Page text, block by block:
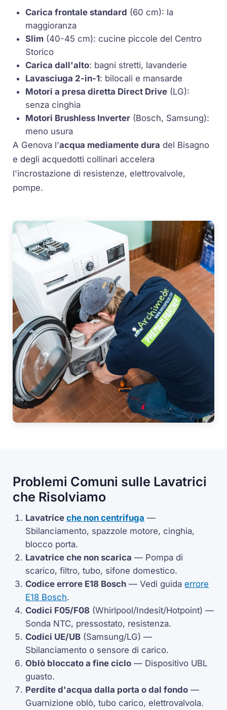
Carica frontale standard (60 cm): la
maggioranza
Slim (40-45 cm): cucine piccole del Centro
Storico
Carica dall'alto: bagni stretti, lavanderie
Lavasciuga 2-in-1: bilocali e mansarde
Motori a presa diretta Direct Drive (LG):
senza cinghia
Motori Brushless Inverter (Bosch, Samsung):
meno usura
A Genova l'acqua mediamente dura del Bisagno
e degli acquedotti collinari accelera
l'incrostazione di resistenze, elettrovalvole,
pompe.
Problemi Comuni sulle Lavatrici
che Risolviamo
Lavatriceche non centrifuga —
Sbilanciamento, spazzole motore, cinghia,
blocco porta.
Lavatrice che non scarica — Pompa di
scarico, filtro, tubo, sifone domestico.
Codice errore E18 Bosch — Vedi guidaerrore
E18 Bosch.
Codici F05/F08 (Whirlpool/Indesit/Hotpoint) —
Sonda NTC, pressostato, resistenza.
Codici UE/UB (Samsung/LG) —
Sbilanciamento o sensore di carico.
Oblò bloccato a fine ciclo — Dispositivo UBL
guasto.
Perdite d'acqua dalla porta o dal fondo —
Guarnizione oblò, tubo carico, elettrovalvola.